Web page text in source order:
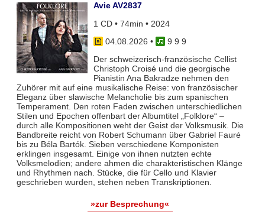
Avie AV2837
1 CD • 74min • 2024
04.08.2026 •
9 9 9
Der schweizerisch-französische Cellist
Christoph Croisé und die georgische
Pianistin Ana Bakradze nehmen den
Zuhörer mit auf eine musikalische Reise: von französischer
Eleganz über slawische Melancholie bis zum spanischen
Temperament. Den roten Faden zwischen unterschiedlichen
Stilen und Epochen offenbart der Albumtitel „Folklore“ –
durch alle Kompositionen weht der Geist der Volksmusik. Die
Bandbreite reicht von Robert Schumann über Gabriel Fauré
bis zu Béla Bartók. Sieben verschiedene Komponisten
erklingen insgesamt. Einige von ihnen nutzten echte
Volksmelodien; andere ahmen die charakteristischen Klänge
und Rhythmen nach. Stücke, die für Cello und Klavier
geschrieben wurden, stehen neben Transkriptionen.
»zur Besprechung«